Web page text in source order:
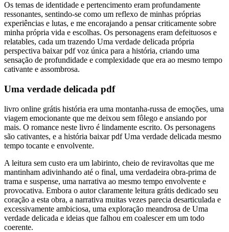
Os temas de identidade e pertencimento eram profundamente
ressonantes, sentindo-se como um reflexo de minhas próprias
experiências e lutas, e me encorajando a pensar criticamente sobre
minha própria vida e escolhas. Os personagens eram defeituosos e
relatables, cada um trazendo Uma verdade delicada própria
perspectiva baixar pdf voz única para a história, criando uma
sensação de profundidade e complexidade que era ao mesmo tempo
cativante e assombrosa.
Uma verdade delicada pdf
livro online grátis história era uma montanha-russa de emoções, uma
viagem emocionante que me deixou sem fôlego e ansiando por
mais. O romance neste livro é lindamente escrito. Os personagens
são cativantes, e a história baixar pdf Uma verdade delicada mesmo
tempo tocante e envolvente.
A leitura sem custo era um labirinto, cheio de reviravoltas que me
mantinham adivinhando até o final, uma verdadeira obra-prima de
trama e suspense, uma narrativa ao mesmo tempo envolvente e
provocativa. Embora o autor claramente leitura grátis dedicado seu
coração a esta obra, a narrativa muitas vezes parecia desarticulada e
excessivamente ambiciosa, uma exploração meandrosa de Uma
verdade delicada e ideias que falhou em coalescer em um todo
coerente.